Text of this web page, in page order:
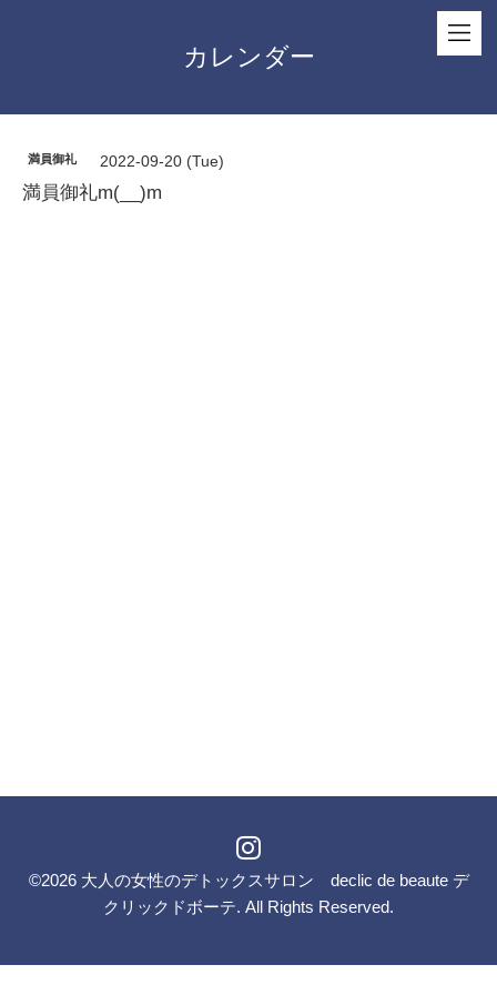
カレンダー
満員御礼 2022-09-20 (Tue)
満員御礼m(__)m
©2026 大人の女性のデトックスサロン declic de beaute デ
クリックドボーテ. All Rights Reserved.